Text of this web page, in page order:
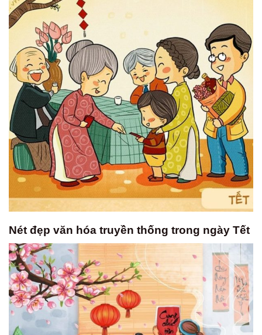
Nét đẹp văn hóa truyền thống trong ngày Tết